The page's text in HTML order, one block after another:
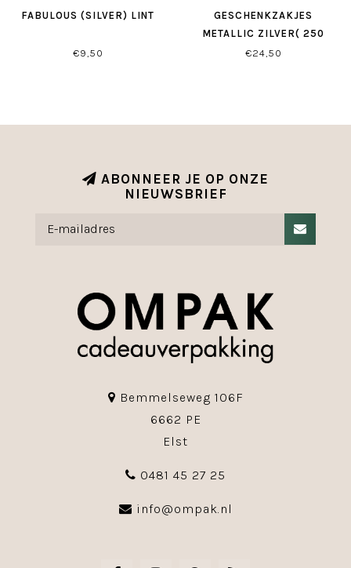
FABULOUS (SILVER) LINT
€9,50
GESCHENKZAKJES
METALLIC ZILVER( 250
STUKS)
€24,50
ABONNEER JE OP ONZE
NIEUWSBRIEF
Bemmelseweg 106F
6662 PE
Elst
0481 45 27 25
info@ompak.nl